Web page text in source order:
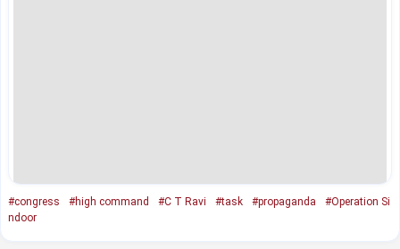
#congress #high command #C T Ravi #task #propaganda
#Operation Si
ndoor